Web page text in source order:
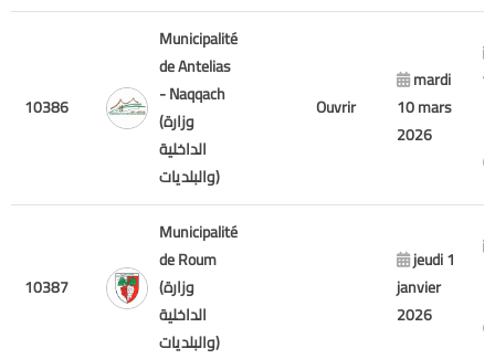
10386
Municipalité
de Antelias
- Naqqach
(وزارة
الداخلية
والبلديات)
Ouvrir
mardi
10 mars
2026
10387
Municipalité
de Roum
(وزارة
الداخلية
والبلديات)
jeudi 1
janvier
2026